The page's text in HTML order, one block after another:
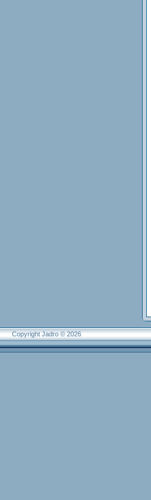
Copyright Jadro © 2026